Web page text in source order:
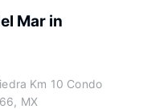
Mar in
Km 10 Condo
MX